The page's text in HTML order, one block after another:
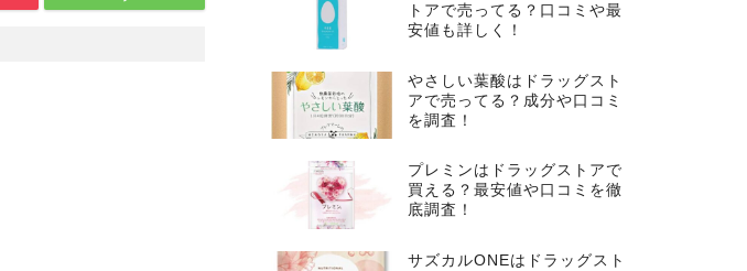
トアで売ってる？口コミや最
安値も詳しく！
やさしい葉酸はドラッグスト
アで売ってる？成分や口コミ
を調査！
プレミンはドラッグストアで
買える？最安値や口コミを徹
底調査！
サズカルONEはドラッグスト